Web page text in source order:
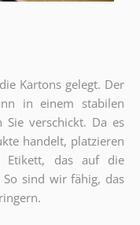
Kartons gelegt. Der
in einem stabilen
verschickt. Da es
handelt, platzieren
Etikett, das auf die
sind wir fähig, das